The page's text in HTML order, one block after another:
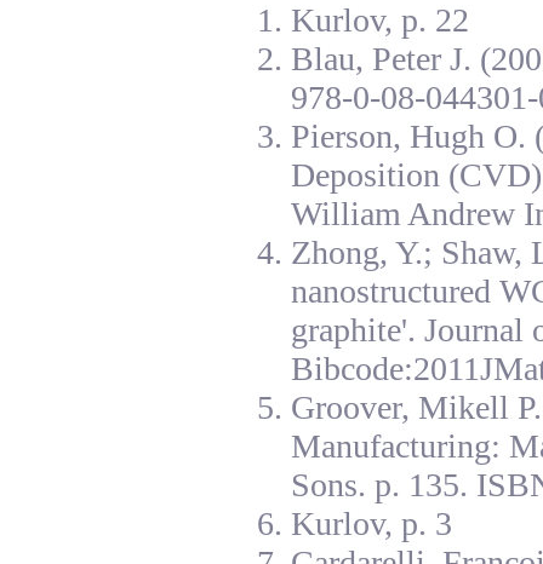
Kurlov, p. 22
Blau, Peter J.
978-0-08-
Pierson, Hugh O.
Deposition
William Andrew
Zhong, Y.; Shaw,
nanostructured
graphite'. Journal
Groover, Mikell
Manufacturing:
Sons. p. 135.
Kurlov, p. 3